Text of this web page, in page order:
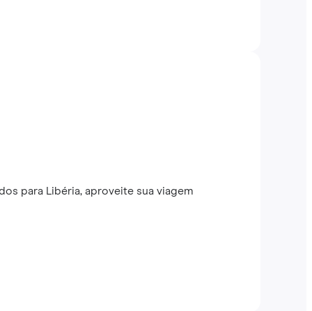
para Libéria, aproveite sua viagem